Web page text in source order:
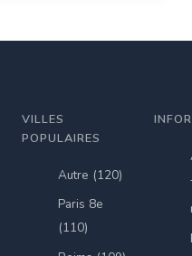
VILLES
POPULAIRES
Autre (120)
Paris 8e
(110)